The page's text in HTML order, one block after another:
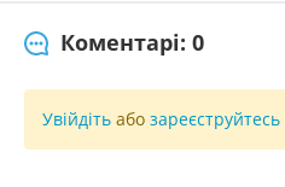
Коментарі: 0
Увійдіть або зареєструйтесь